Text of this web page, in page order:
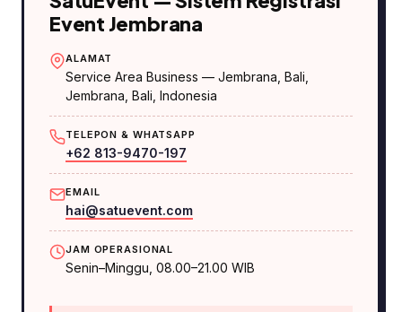
Event Jembrana
ALAMAT
Service Area Business — Jembrana, Bali
Jembrana Bali , Indonesia
TELEPON & WHATSAPP
+62 813-9470-197
EMAIL
hai@satuevent.com
JAM OPERASIONAL
Senin–Minggu, 08.00–21.00 WIB